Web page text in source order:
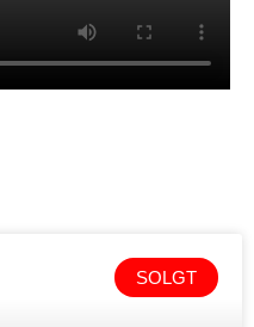
SOLGT